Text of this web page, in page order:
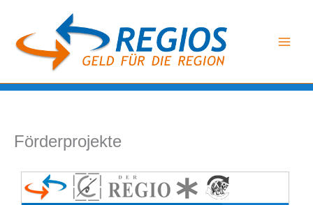
springen
Förderprojekte